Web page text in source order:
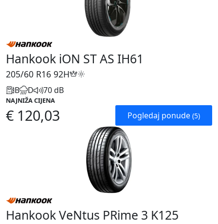
Hankook iON ST AS IH61
205/60 R16 92H
B D 70 dB
NAJNIŽA CIJENA
€ 120,03 Pogledaj ponude (5)
Hankook VeNtus PRime 3 K125